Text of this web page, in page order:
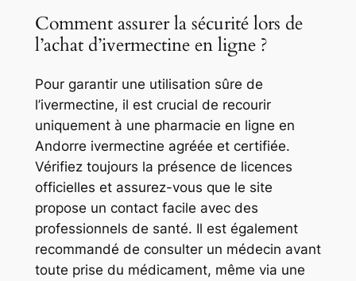
Comment assurer la sécurité lors de
l’achat d’ivermectine en ligne ?
Pour garantir une utilisation sûre de
l’ivermectine, il est crucial de recourir
uniquement à une pharmacie en ligne en
Andorre ivermectine agréée et certifiée.
Vérifiez toujours la présence de licences
officielles et assurez-vous que le site
propose un contact facile avec des
professionnels de santé. Il est également
recommandé de consulter un médecin avant
toute prise du médicament, même via une